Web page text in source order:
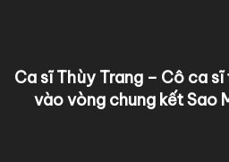
Ca sĩ Thùy Trang – Cô ca
vào vòng chung kết Sao